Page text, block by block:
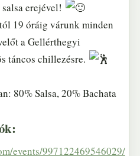
erejével!
19 óráig várunk minden
a Gellérthegyi
táncos chillezésre.
80% Salsa, 20% Bachata
events/997122469546029/